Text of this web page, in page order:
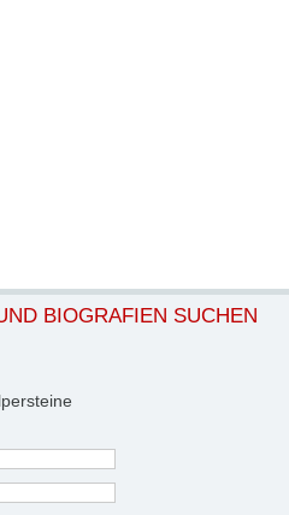
BIOGRAFIEN SUCHEN